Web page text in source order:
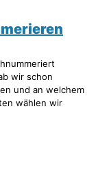
wir schon
und an welchem
wählen wir